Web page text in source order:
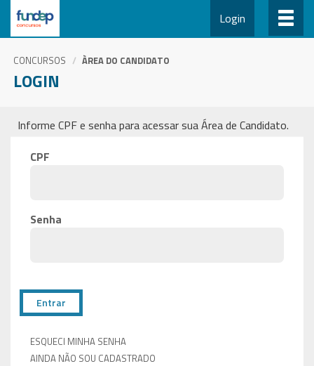
Login
CONCURSOS ÀREA DO CANDIDATO
LOGIN
Informe CPF e senha para acessar sua Área de Candidato.
CPF
Senha
ESQUECI MINHA SENHA
AINDA NÃO SOU CADASTRADO